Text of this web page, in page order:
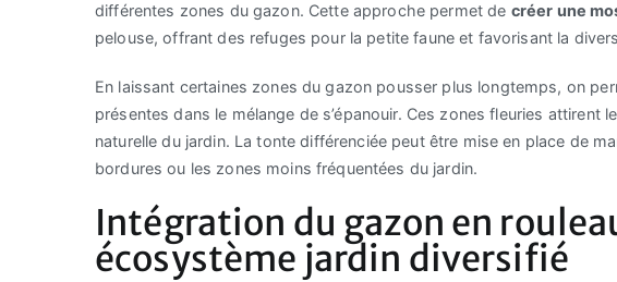
différentes zones du gazon. Cette approche permet de créer une
pelouse, offrant des refuges pour la petite faune et favorisant la
En laissant certaines zones du gazon pousser plus longtemps, on
présentes dans le mélange de s’épanouir. Ces zones fleuries attirent
naturelle du jardin. La tonte différenciée peut être mise en place de
bordures ou les zones moins fréquentées du jardin.
Intégration du gazon en
écosystème jardin diversifié